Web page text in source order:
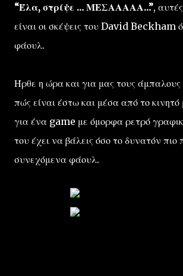
“Έλα, στρίψε … ΜΕΣΑΑΑΑΑ…”,
είναι οι σκέψεις του David Beckham
φάουλ.
Ήρθε η ώρα και για μας τους
πώς είναι έστω και μέσα από το κινητό
για ένα game με όμορφα ρετρό
του έχει να βάλεις όσο το δυνατόν πιο
συνεχόμενα φάουλ.